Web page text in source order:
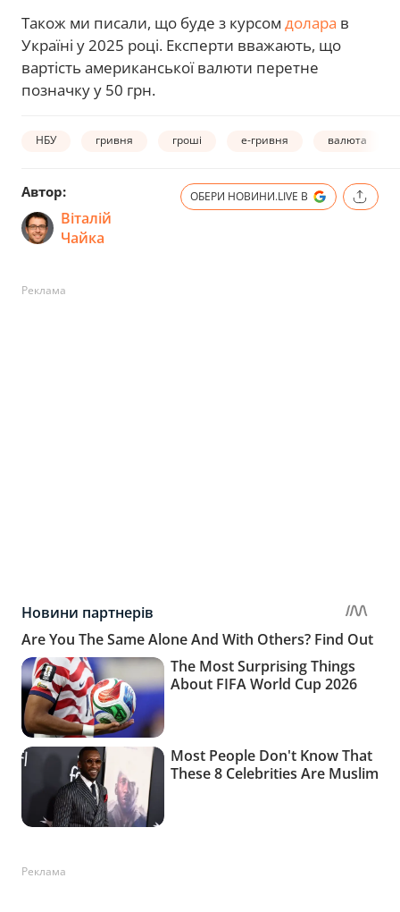
Також ми писали, що буде з курсом долара в
Україні у 2025 році. Експерти вважають, що
вартість американської валюти перетне
позначку у 50 грн.
НБУ гривня гроші е-гривня валюта
Автор:
Віталій
Чайка
ОБЕРИ НОВИНИ.LIVE В
Реклама
Реклама